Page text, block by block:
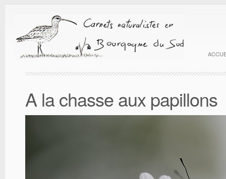
A la chasse aux papillons